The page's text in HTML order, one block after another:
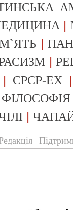
|
|
|
| СРСР-EX
ФІЛОСОФІЯ
|